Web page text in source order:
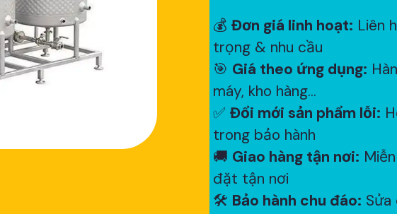
💰 Đơn giá linh hoạt: Liên
trọng & nhu cầu
🎯 Giá theo ứng dụng:
máy, kho hàng...
✅ Đổi mới sản phẩm lỗi:
trong bảo hành
🚚 Giao hàng tận nơi:
đặt tận nơi
🛠 Bảo hành chu đáo: Sửa